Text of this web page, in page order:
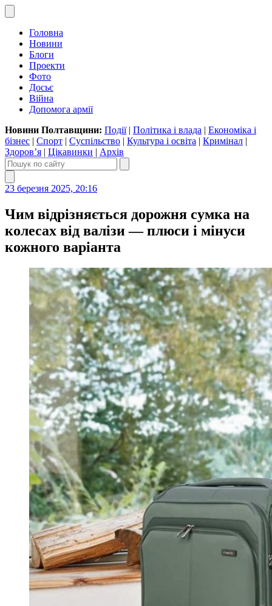
Головна
Новини
Блоги
Проекти
Фото
Досьє
Війна
Допомога армії
Новини Полтавщини: Події| Політика і влада | Економіка і
бізнес | Спорт | Суспільство | Культура і освіта | Кримінал |
Здоров’я | Цікавинки | Архів
23 березня 2025, 20:16
Чим відрізняється дорожня сумка на
колесах від валізи — плюси і мінуси
кожного варіанта